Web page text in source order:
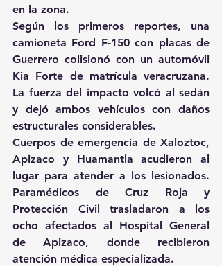
en la zona.
Según los primeros reportes, una
camioneta Ford F-150 con placas de
Guerrero colisionó con un automóvil
Kia Forte de matrícula veracruzana.
La fuerza del impacto volcó al sedán
y dejó ambos vehículos con daños
estructurales considerables.
Cuerpos de emergencia de Xaloztoc,
Apizaco y Huamantla acudieron al
lugar para atender a los lesionados.
Paramédicos de Cruz Roja y
Protección Civil trasladaron a los
ocho afectados al Hospital General
de Apizaco, donde recibieron
atención médica especializada.